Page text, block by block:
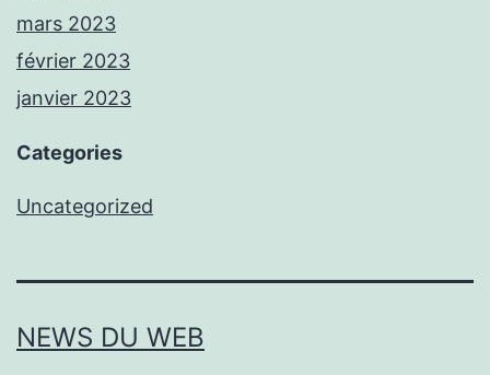
mars 2023
février 2023
janvier 2023
Categories
Uncategorized
NEWS DU WEB